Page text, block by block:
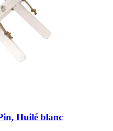
Huilé blanc